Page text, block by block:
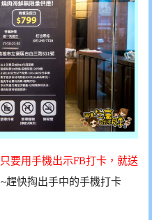
只要用手機出示FB打卡，就送
~趕快掏出手中的手機打卡